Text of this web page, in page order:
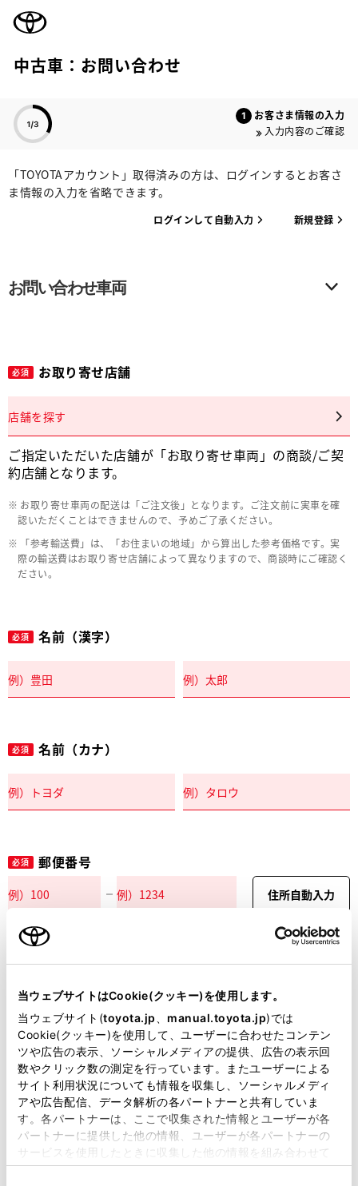
当ウェブサイトはCookie(クッキー)を使用します。
当ウェブサイト(toyota.jp manual.toyota.jp)では
Cookie(クッキー)を使用して、ユーザーに合わせたコンテン
ツや広告の表示、ソーシャルメディアの提供、広告の表示回
数やクリック数の測定を行っています。またユーザーによる
サイト利用状況についても情報を収集し、ソーシャルメディ
アや広告配信、データ解析の各パートナーと共有していま
す。各パートナーは、ここで収集された情報とユーザーが各
パートナーに提供した他の情報、ユーザーが各パートナーの
サービスを使用したときに収集した他の情報を組み合わせて
使用することがあります。当ウェブサイトの使用を続行する
中古車：お問い合わせ
お客さま情報の入力
入力内容のご確認
「TOYOTAアカウント」取得済みの方は、ログインするとお客さ
ま情報の入力を省略できます。
ログインして自動入力 新規登録
お問い合わせ車両
必須 お取り寄せ店舗
店舗を探す
ご指定いただいた店舗が「お取り寄せ車両」の商談/ご契
約店舗となります。
お取り寄せ車両の配送は「ご注文後」となります。ご注文前に実車を確
認いただくことはできませんので、予めご了承ください。
「参考輸送費」は、「お住まいの地域」から算出した参考価格です。実
際の輸送費はお取り寄せ店舗によって異なりますので、商談時にご確認く
ださい。
必須 名前（漢字）
必須 名前（カナ）
必須 郵便番号
住所自動入力
必須 都道府県
必須 市区町村名
必須 丁目番地